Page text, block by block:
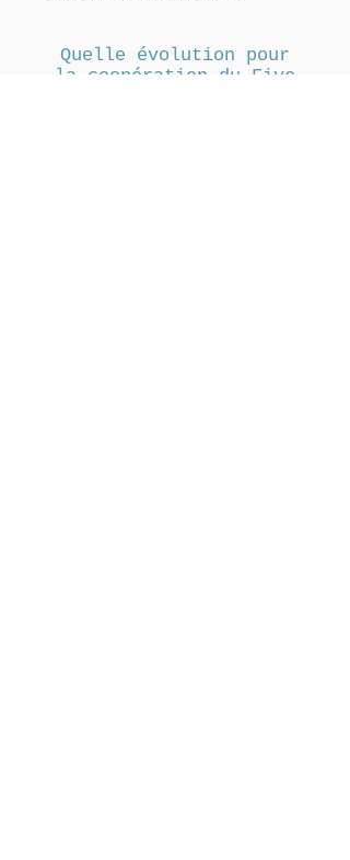
Quelle évolution pour
la coopération du Five